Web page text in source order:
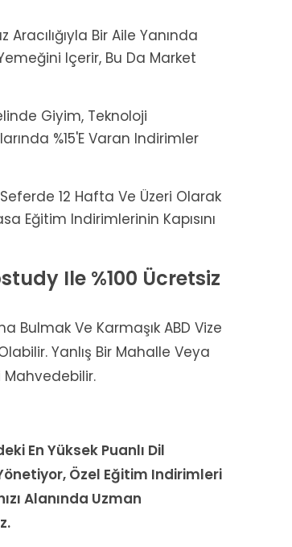
Aracılığıyla Bir Aile Yanında
Içerir, Bu Da Market
Giyim, Teknoloji
%15'e Varan Indirimler
Seferde 12 Hafta Ve Üzeri Olarak
Eğitim Indirimlerinin Kapısını
Ile %100 Ücretsiz
Bulmak Ve Karmaşık ABD Vize
Yanlış Bir Mahalle Veya
Mahvedebilir.
En Yüksek Puanlı Dil
Özel Eğitim Indirimleri
Alanında Uzman